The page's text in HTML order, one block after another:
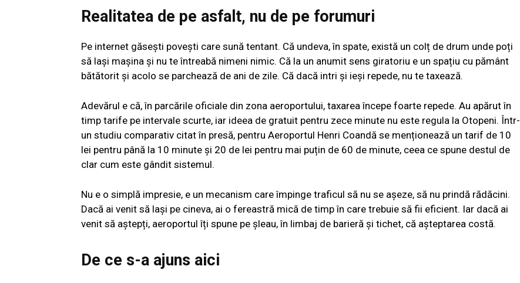
Realitatea de pe asfalt, nu de pe forumuri
Pe internet găsești povești care sună tentant. Că undeva, în spate, există un colț de drum unde poți
să lași mașina și nu te întreabă nimeni nimic. Că la un anumit sens giratoriu e un spațiu cu pământ
bătătorit și acolo se parchează de ani de zile. Că dacă intri și ieși repede, nu te taxează.
Adevărul e că, în parcările oficiale din zona aeroportului, taxarea începe foarte repede. Au apărut în
timp tarife pe intervale scurte, iar ideea de gratuit pentru zece minute nu este regula la Otopeni. Într-
un studiu comparativ citat în presă, pentru Aeroportul Henri Coandă se menționează un tarif de 10
lei pentru până la 10 minute și 20 de lei pentru mai puțin de 60 de minute, ceea ce spune destul de
clar cum este gândit sistemul.
Nu e o simplă impresie, e un mecanism care împinge traficul să nu se așeze, să nu prindă rădăcini.
Dacă ai venit să lași pe cineva, ai o fereastră mică de timp în care trebuie să fii eficient. Iar dacă ai
venit să aștepți, aeroportul îți spune pe șleau, în limbaj de barieră și tichet, că așteptarea costă.
De ce s-a ajuns aici